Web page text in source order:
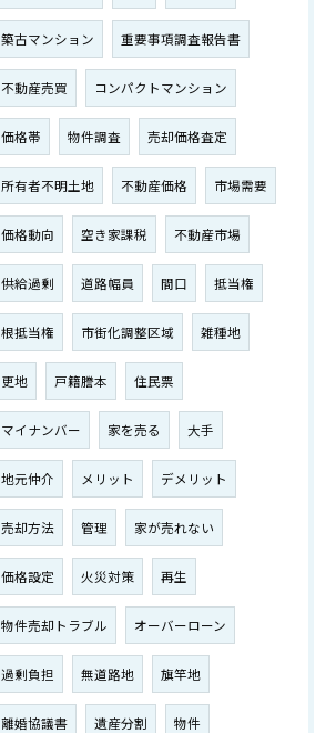
築古マンション 重要事項調査報告書
不動産売買 コンパクトマンション
価格帯 物件調査 売却価格査定
所有者不明土地 不動産価格 市場需要
価格動向 空き家課税 不動産市場
供給過剰 道路幅員 間口 抵当権
根抵当権 市街化調整区域 雑種地
更地 戸籍謄本 住民票
マイナンバー 家を売る 大手
地元仲介 メリット デメリット
売却方法 管理 家が売れない
価格設定 火災対策 再生
物件売却トラブル オーバーローン
過剰負担 無道路地 旗竿地
離婚協議書 遺産分割 物件